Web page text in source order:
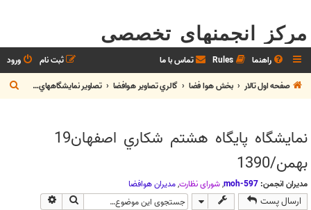
مرکز انجمنهای تخصصی
راهنما Rules تماس با ما ورود
ثبت نام
صفحه اول تالار
بخش هوا فضا گالري تصاوير هوافضا تصاوير نمايشگاههاي هوايي
س
نمايشگاه پايگاه هشتم شكاري اصفهان19
بهمن/1390
مدیران انجمن: moh-597
,شوراي نظارت,مديران هوافضا
ارسال پست جستجو